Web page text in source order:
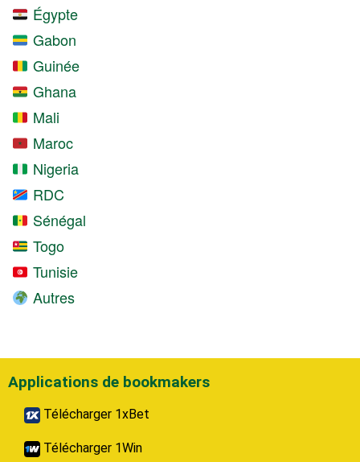
Égypte
Gabon
Guinée
Ghana
Mali
Maroc
Nigeria
RDC
Sénégal
Togo
Tunisie
Autres
Applications de bookmakers
Télécharger 1xBet
Télécharger 1Win